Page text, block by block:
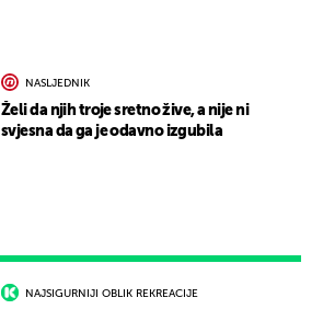
NAJSIGURNIJI OBLIK REKREACIJE
NASLJEDNIK
Želi da njih troje sretno žive, a nije ni
svjesna da ga je odavno izgubila